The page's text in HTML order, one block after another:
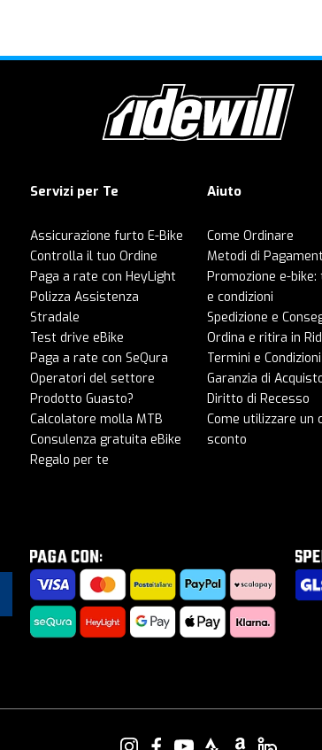
Servizi per Te
Assicurazione furto E-Bike
Controlla il tuo Ordine
Paga a rate con HeyLight
Polizza Assistenza
Stradale
Test drive eBike
Paga a rate con SeQura
Operatori del settore
Prodotto Guasto?
Calcolatore molla MTB
Consulenza gratuita eBike
Regalo per te
Aiuto
Come Ordinare
Metodi di
Promozione e-
e condizioni
Spedizione e
Ordina e ritira in
Termini e Condizioni
Garanzia di
Diritto di Recesso
Come utilizzare un
sconto